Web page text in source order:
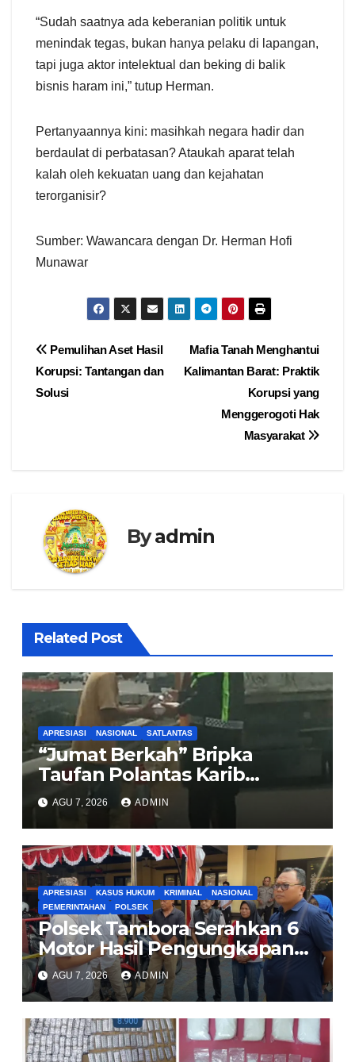
“Sudah saatnya ada keberanian politik untuk
menindak tegas, bukan hanya pelaku di lapangan,
tapi juga aktor intelektual dan beking di balik
bisnis haram ini,” tutup Herman.
Pertanyaannya kini: masihkah negara hadir dan
berdaulat di perbatasan? Ataukah aparat telah
kalah oleh kekuatan uang dan kejahatan
terorganisir?
Sumber: Wawancara dengan Dr. Herman Hofi
Munawar
Navigasi
pos
Mafia Tanah Menghantui
Kalimantan Barat: Praktik
Korupsi yang
Menggerogoti Hak
Masyarakat
Pemulihan Aset Hasil
Korupsi: Tantangan dan
Solusi
Byadmin
Related Post
APRESIASI NASIONAL SATLANTAS
“Jumat Berkah” Bripka
Taufan Polantas Karib
Bagikan Nasi Kotak untuk
Sopir Truk yang Mogok di KM
00 Pondok Aren
AGU 7, 2026 ADMIN
APRESIASI KASUS HUKUM KRIMINAL
NASIONAL
PEMERINTAHAN
POLSEK
Polsek Tambora Serahkan 6
Motor Hasil Pengungkapan
Kasus Curanmor Kepada
Pemilik Yang sah
AGU 7, 2026 ADMIN